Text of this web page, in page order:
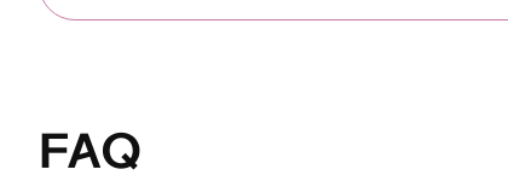
FAQ